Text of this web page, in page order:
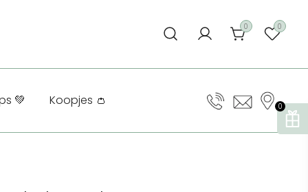
0 0
💚 Koopjes 👛 0